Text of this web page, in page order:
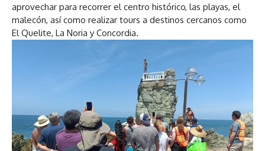
aprovechar para recorrer el centro histórico, las playas, el
malecón, así como realizar tours a destinos cercanos como
El Quelite, La Noria y Concordia.